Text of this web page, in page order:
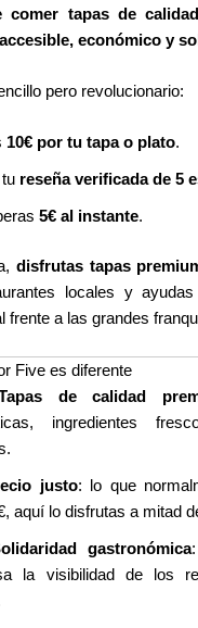
comer tapas de
económico y
pero revolucionario:
10€ por tu tapa o plato.
reseña verificada de 5
5€ al instante.
disfrutas tapas
locales y
frente a las grandes
Five es diferente
de calidad
ingredientes
justo: lo que
aquí lo disfrutas a mitad
gastronómica
la visibilidad de los